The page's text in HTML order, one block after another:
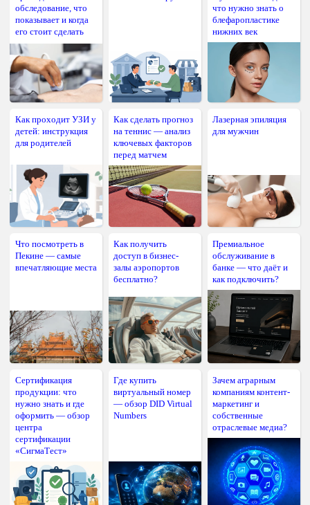
обследование, что
показывает и когда
его стоит сделать
что нужно знать о
блефаропластике
нижних век
Как проходит УЗИ у
детей: инструкция
для родителей
Как сделать прогноз
на теннис — анализ
ключевых факторов
перед матчем
Лазерная эпиляция
для мужчин
Что посмотреть в
Пекине — самые
впечатляющие места
Как получить
доступ в бизнес-
залы аэропортов
бесплатно?
Премиальное
обслуживание в
банке — что даёт и
как подключить?
Сертификация
продукции: что
нужно знать и где
оформить — обзор
центра
сертификации
«СигмаТест»
Где купить
виртуальный номер
— обзор DID Virtual
Numbers
Зачем аграрным
компаниям контент-
маркетинг и
собственные
отраслевые медиа?